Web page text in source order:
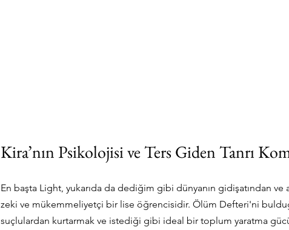
Kira’nın Psikolojisi ve Ters Giden Tanrı
En başta Light, yukarıda da dediğim gibi dünyanın gidişatından ve
zeki ve mükemmeliyetçi bir lise öğrencisidir. Ölüm Defteri'ni
suçlulardan kurtarmak ve istediği gibi ideal bir toplum yaratma